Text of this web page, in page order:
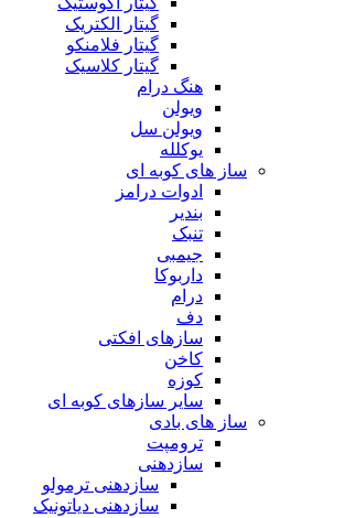
گیتار الکتریک
گیتار فلامنکو
گیتار کلاسیک
هنگ درام
ویولن
ویولن سل
یوکلله
ساز های کوبه ای
ادوات درامز
بندیر
تنبک
جیمبی
داربوکا
درام
دف
سازهای افکتی
کاخن
کوزه
سایر سازهای کوبه ای
ساز های بادی
ترومپت
سازدهنی
سازدهنی ترمولو
سازدهنی دیاتونیک